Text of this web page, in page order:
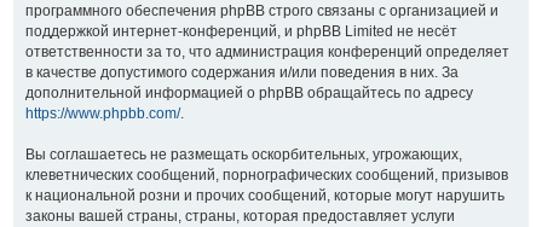
программного обеспечения phpBB строго связаны с организацией и
поддержкой интернет-конференций, и phpBB Limited не несёт
ответственности за то, что администрация конференций определяет
в качестве допустимого содержания и/или поведения в них. За
дополнительной информацией о phpBB обращайтесь по адресу
https://www.phpbb.com/.
Вы соглашаетесь не размещать оскорбительных, угрожающих,
клеветнических сообщений, порнографических сообщений, призывов
к национальной розни и прочих сообщений, которые могут нарушить
законы вашей страны, страны, которая предоставляет услуги